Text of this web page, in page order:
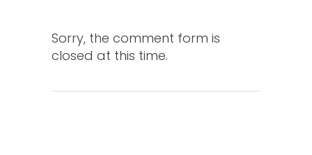
Sorry, the comment form is
closed at this time.